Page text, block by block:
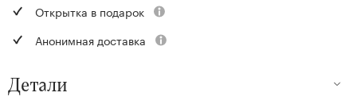
Открытка в подарок
Анонимная доставка
Детали